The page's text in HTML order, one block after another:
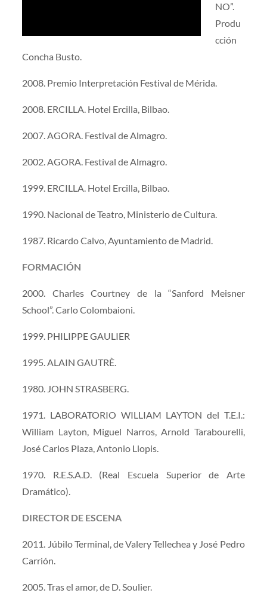
NO”.
Produ
cción
Concha Busto.
2008. Premio Interpretación Festival de Mérida.
2008. ERCILLA. Hotel Ercilla, Bilbao.
2007. AGORA. Festival de Almagro.
2002. AGORA. Festival de Almagro.
1999. ERCILLA. Hotel Ercilla, Bilbao.
1990. Nacional de Teatro, Ministerio de Cultura.
1987. Ricardo Calvo, Ayuntamiento de Madrid.
FORMACIÓN
2000. Charles Courtney de la “Sanford Meisner
School”. Carlo Colombaioni.
1999. PHILIPPE GAULIER
1995. ALAIN GAUTRÈ.
1980. JOHN STRASBERG.
1971. LABORATORIO WILLIAM LAYTON del T.E.I.:
William Layton, Miguel Narros, Arnold Tarabourelli,
José Carlos Plaza, Antonio Llopis.
1970. R.E.S.A.D. (Real Escuela Superior de Arte
Dramático).
DIRECTOR DE ESCENA
2011. Júbilo Terminal, de Valery Tellechea y José Pedro
Carrión.
2005. Tras el amor, de D. Soulier.